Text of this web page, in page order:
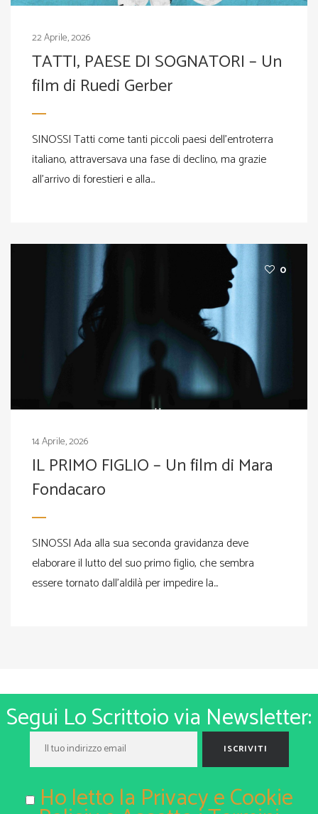
22 Aprile, 2026
TATTI, PAESE DI SOGNATORI – Un
film di Ruedi Gerber
SINOSSI Tatti come tanti piccoli paesi dell’entroterra
italiano, attraversava una fase di declino, ma grazie
all’arrivo di forestieri e alla...
0
14 Aprile, 2026
IL PRIMO FIGLIO – Un film di Mara
Fondacaro
SINOSSI Ada alla sua seconda gravidanza deve
elaborare il lutto del suo primo figlio, che sembra
essere tornato dall’aldilà per impedire la...
Segui Lo Scrittoio via Newsletter:
Ho letto la Privacy e Cookie